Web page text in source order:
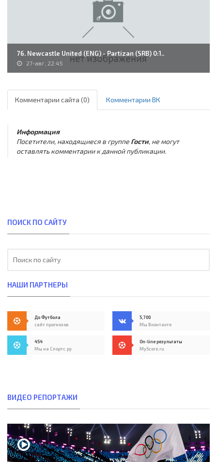
76. Newcastle United (ENG) - Partizan (SRB) 0:1..
27-авг, 22:45
Комментарии сайта (0) Комментарии ВК
Информация
Посетители, находящиеся в группе Гости, не могут
оставлять комментарии к данной публикации.
ПОИСК ПО САЙТУ
НАШИ ПАРТНЕРЫ
До Футбола
сайт прогнозов
5,700
Мы Вконтакте
454
Мы на Спортс.ру
On-line результаты
MyScore.ru
ВИДЕО РЕПОРТАЖИ